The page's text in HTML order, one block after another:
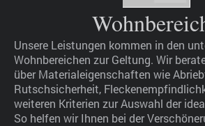
Unsere Leistungen kommen in den
Wohnbereichen zur Geltung. Wir
über Materialeigenschaften wie
Rutschsicherheit,
weiteren Kriterien zur Auswahl der
So helfen wir Ihnen bei der